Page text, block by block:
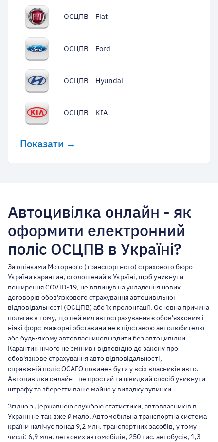
ОСЦПВ - Fiat
ОСЦПВ - Ford
ОСЦПВ - Hyundai
ОСЦПВ - KIA
Показати →
Автоцивілка онлайн - як
оформити електронний
поліс ОСЦПВ в Україні?
За оцінками Моторного (транспортного) страхового бюро
України карантин, оголошений в Україні, щоб уникнути
поширення COVID-19, не вплинув на укладення нових
договорів обов'язкового страхування автоцивільної
відповідальності (ОСЦПВ) або їх пролонгації. Основна причина
полягає в тому, що цей вид автострахування є обов'язковим і
ніякі форс-мажорні обставини не є підставою автолюбителю
або будь-якому автовласникові їздити без автоцивілки.
Карантин нічого не змінив і відповідно до закону про
обов'язкове страхування авто відповідальності,
справжній поліс ОСАГО повинен бути у всіх власників авто.
Автоцивілка онлайн - це простий та швидкий спосіб уникнути
штрафу та зберегти ваше майно у випадку зупинки.
Згідно з Державною службою статистики, автовласників в
Україні не так вже й мало. Автомобільна транспортна система
країни налічує понад 9,2 млн. транспортних засобів, у тому
числі: 6,9 млн. легкових автомобілів, 250 тис. автобусів, 1,3